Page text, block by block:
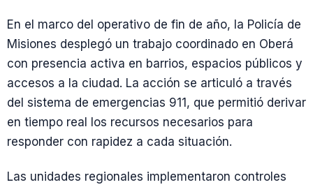
En el marco del operativo de fin de año, la Policía de
Misiones desplegó un trabajo coordinado en Oberá
con presencia activa en barrios, espacios públicos y
accesos a la ciudad. La acción se articuló a través
del sistema de emergencias 911, que permitió derivar
en tiempo real los recursos necesarios para
responder con rapidez a cada situación.
Las unidades regionales implementaron controles